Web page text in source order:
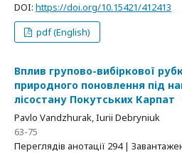
DOI: https://doi.org/10.15421/412413
pdf (English)
Вплив групово-вибіркової
природного поновлення під
лісостану Покутських Карпат
Pavlo Vandzhurak, Iurii Debryniuk
63-75
Переглядів анотації 294 |